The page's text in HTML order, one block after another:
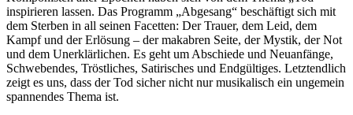
inspirieren lassen. Das Programm „Abgesang“ beschäftigt sich mit
dem Sterben in all seinen Facetten: Der Trauer, dem Leid, dem
Kampf und der Erlösung – der makabren Seite, der Mystik, der Not
und dem Unerklärlichen. Es geht um Abschiede und Neuanfänge,
Schwebendes, Tröstliches, Satirisches und Endgültiges. Letztendlich
zeigt es uns, dass der Tod sicher nicht nur musikalisch ein ungemein
spannendes Thema ist.